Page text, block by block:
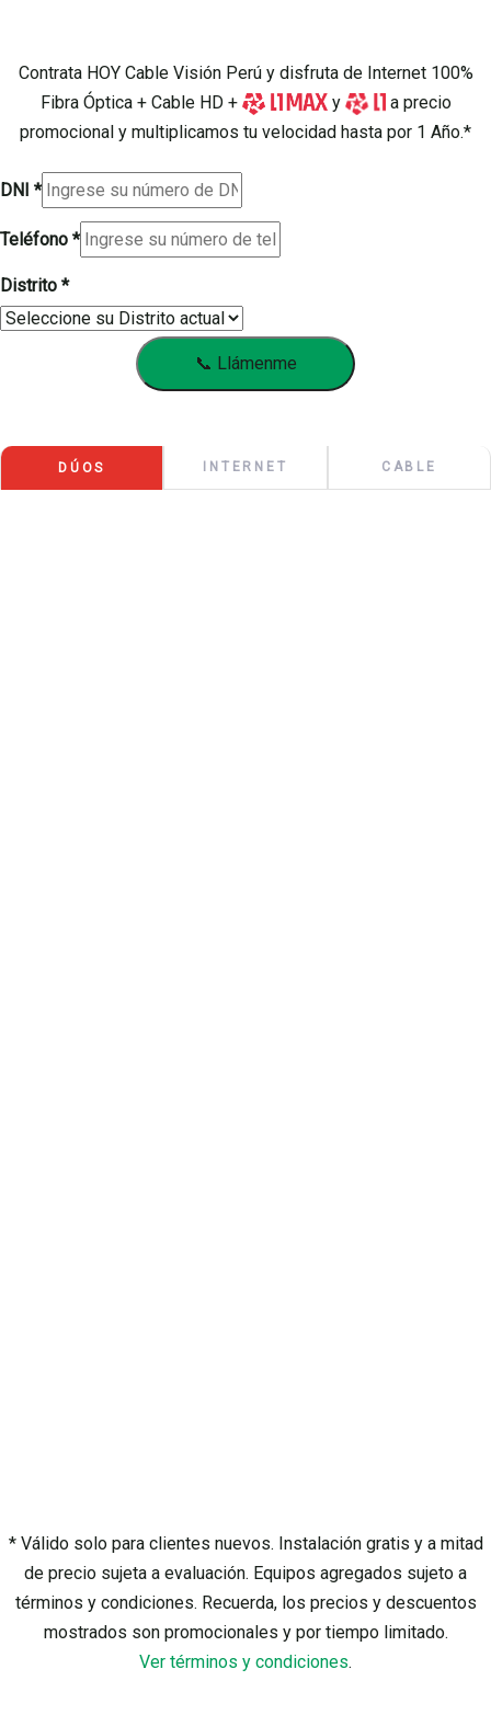
Contrata HOY Cable Visión Perú y disfruta de Internet 100%
Fibra Óptica + Cable HD +
y
a precio
promocional y multiplicamos tu velocidad hasta por 1 Año.*
DNI *
DNI
Distrito
Teléfono *
Distrito *
📞 Llámenme
DÚOS INTERNET CABLE
* Válido solo para clientes nuevos. Instalación gratis y a mitad
de precio sujeta a evaluación. Equipos agregados sujeto a
términos y condiciones. Recuerda, los precios y descuentos
mostrados son promocionales y por tiempo limitado.
Ver términos y condiciones.